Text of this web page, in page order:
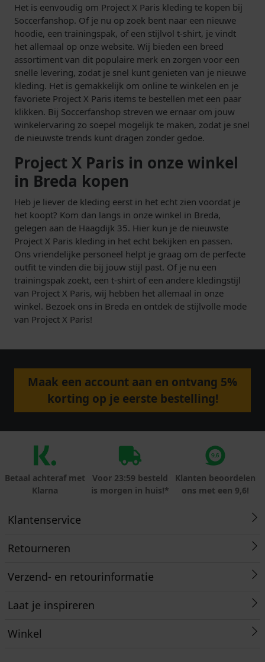
Het is eenvoudig om Project X Paris kleding te kopen bij
Soccerfanshop. Of je nu op zoek bent naar een nieuwe
hoodie, een trainingspak, of een stijlvol t-shirt, je vindt
het allemaal op onze website. Wij bieden een breed
assortiment van dit populaire merk en zorgen voor een
snelle levering, zodat je snel kunt genieten van je nieuwe
kleding. Het is gemakkelijk om online te winkelen en je
favoriete Project X Paris items te bestellen met een paar
klikken. Bij Soccerfanshop streven we ernaar om jouw
winkelervaring zo soepel mogelijk te maken, zodat je snel
de nieuwste trends kunt dragen zonder gedoe.
Project X Paris in onze winkel
in Breda kopen
Heb je liever de kleding eerst in het echt zien voordat je
het koopt? Kom dan langs in onze winkel in Breda,
gelegen aan de Haagdijk 35. Hier kun je de nieuwste
Project X Paris kleding in het echt bekijken en passen.
Ons vriendelijke personeel helpt je graag om de perfecte
outfit te vinden die bij jouw stijl past. Of je nu een
trainingspak zoekt, een t-shirt of een andere kledingstijl
van Project X Paris, wij hebben het allemaal in onze
winkel. Bezoek ons in Breda en ontdek de stijlvolle mode
van Project X Paris!
Maak een account aan en ontvang 5%
korting op je eerste bestelling!
Betaal achteraf met
Klarna
Voor 23:59 besteld
is morgen in huis!*
Klanten beoordelen
ons met een 9,6!
Klantenservice
Retourneren
Verzend- en retourinformatie
Laat je inspireren
Winkel